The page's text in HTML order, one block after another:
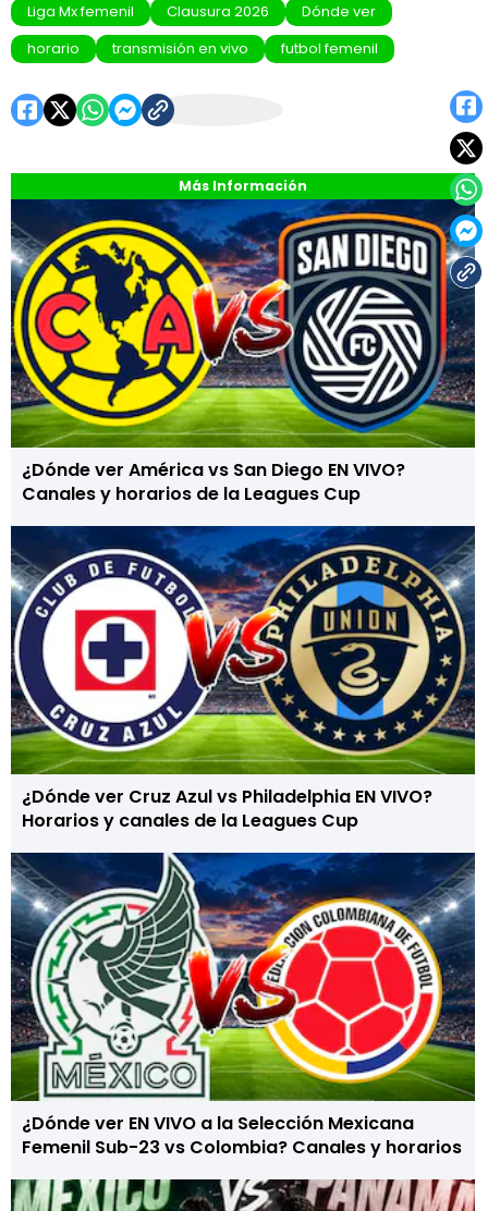
Más Información
¿Dónde ver América vs San Diego EN VIVO?
Canales y horarios de la Leagues Cup
¿Dónde ver Cruz Azul vs Philadelphia EN VIVO?
Horarios y canales de la Leagues Cup
¿Dónde ver EN VIVO a la Selección Mexicana
Femenil Sub-23 vs Colombia? Canales y horarios
Liga Mx femenil
Clausura 2026
Dónde ver
horario
transmisión en vivo futbol femenil